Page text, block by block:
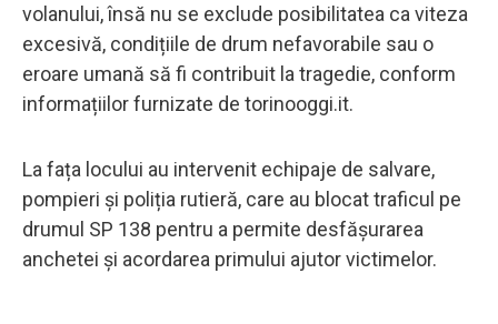
volanului, însă nu se exclude posibilitatea ca viteza
excesivă, condițiile de drum nefavorabile sau o
eroare umană să fi contribuit la tragedie, conform
informațiilor furnizate de torinooggi.it.
La fața locului au intervenit echipaje de salvare,
pompieri și poliția rutieră, care au blocat traficul pe
drumul SP 138 pentru a permite desfășurarea
anchetei și acordarea primului ajutor victimelor.